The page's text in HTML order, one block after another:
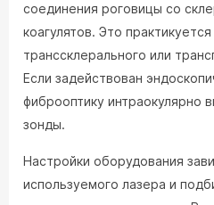
соединения роговицы со
коагулятов. Это
транссклерального или
Если задействован
фиброоптику интраокулярно
зонды.
Настройки оборудования
используемого лазера и